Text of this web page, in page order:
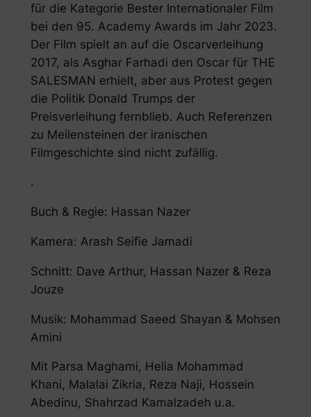
für die Kategorie Bester Internationaler Film
bei den 95. Academy Awards im Jahr 2023.
Der Film spielt an auf die Oscarverleihung
2017, als Asghar Farhadi den Oscar für THE
SALESMAN erhielt, aber aus Protest gegen
die Politik Donald Trumps der
Preisverleihung fernblieb. Auch Referenzen
zu Meilensteinen der iranischen
Filmgeschichte sind nicht zufällig.
.
Buch & Regie: Hassan Nazer
Kamera: Arash Seifie Jamadi
Schnitt: Dave Arthur, Hassan Nazer & Reza
Jouze
Musik: Mohammad Saeed Shayan & Mohsen
Amini
Mit Parsa Maghami, Helia Mohammad
Khani, Malalai Zikria, Reza Naji, Hossein
Abedinu, Shahrzad Kamalzadeh u.a.